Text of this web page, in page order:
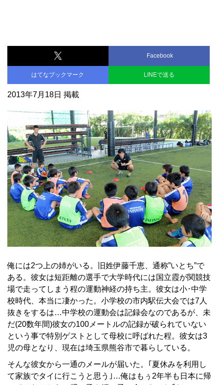
Facebook
はてなブックマーク LINEで送る
2013年7月18日 掲載
俺には2つ上の姉がいる。旧姓伊藤千恵、通称”いとち”で
ある。彼女は短距離の選手で大学時代には国立霞が関競技
場で走ってしまう程の運動神経の持ち主。彼女は小･中学
校時代、本当に凄かった。小学校の市内駅伝大会では7人
抜きをするは…中学校の運動会は記録会なのであるが、未
だ(20数年間)彼女の100メートルの記録が破られていない
という事で特別ゲストとして母校に呼ばれた程。彼女は3
児の母となり、現在は埼玉県熊谷市で暮らしている。
そんな彼女から一通のメールが届いた。｢夏休みを利用し
て家族でタイに行こうと思う｣…俺はもぅ2年半も日本に帰